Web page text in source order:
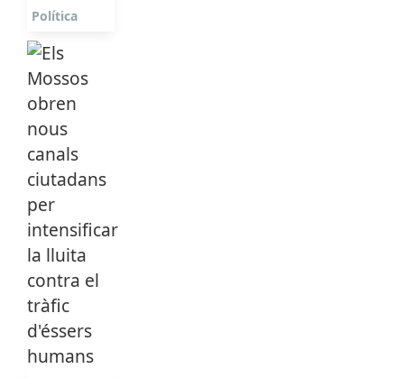
Política